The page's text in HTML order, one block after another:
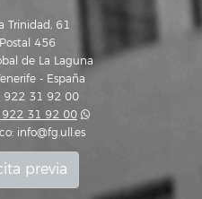
Trinidad, 61
456
de La Laguna
- España
922 31 92 00
922 31 92 00
info@fg.ull.es
previa